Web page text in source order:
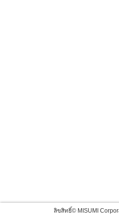
ลิขสิทธิ์© MISUMI